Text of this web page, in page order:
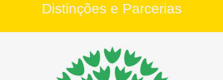
Distinções e Parcerias